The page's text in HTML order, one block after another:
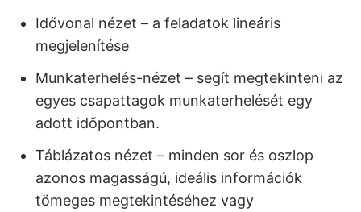
Idővonal nézet – a feladatok lineáris
megjelenítése
Munkaterhelés-nézet – segít megtekinteni az
egyes csapattagok munkaterhelését egy
adott időpontban.
Táblázatos nézet – minden sor és oszlop
azonos magasságú, ideális információk
tömeges megtekintéséhez vagy